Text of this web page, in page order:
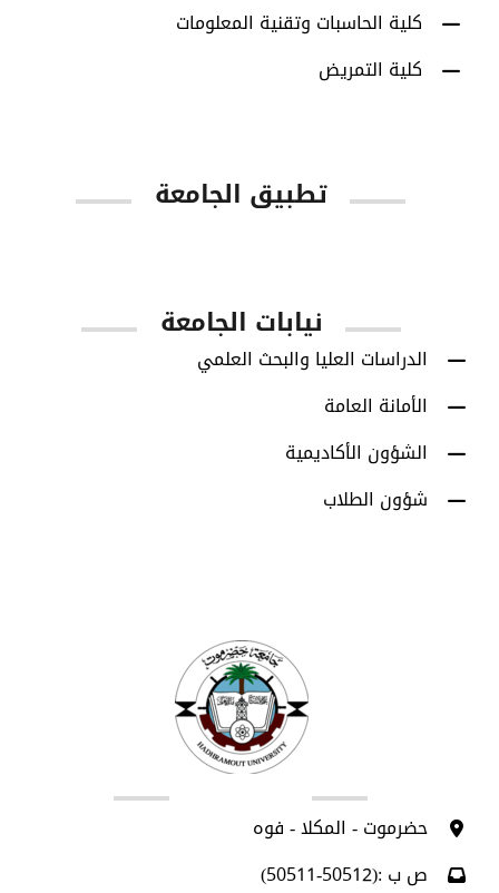
كلية الحاسبات وتقنية المعلومات
كلية التمريض
تطبيق الجامعة
نيابات الجامعة
الدراسات العليا والبحث العلمي
الأمانة العامة
الشؤون الأكاديمية
شؤون الطلاب
حضرموت - المكلا - فوه
ص ب :(50512-50511)